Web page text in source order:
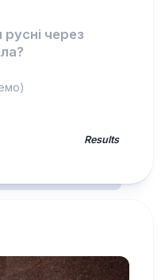
через
Results